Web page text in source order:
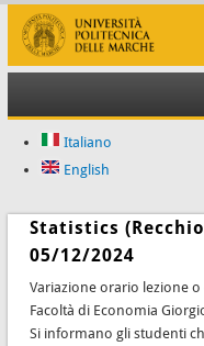
Italiano
English
Statistics
05/12/2024
Variazione orario lezione o
Facoltà di Economia
Si informano gli studenti